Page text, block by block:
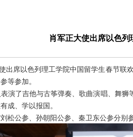
肖军正大使出席以色
出席以色列理工学院中国留学生春节联
等参加。
演了吉他与古筝弹奏、歌曲演唱、舞
成、学以报国。
松公参、孙朝阳公参、秦卫东公参分